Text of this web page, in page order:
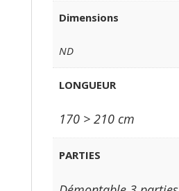
Dimensions
ND
LONGUEUR
170 > 210 cm
PARTIES